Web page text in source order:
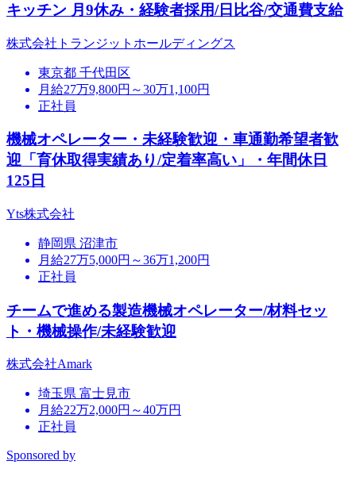
キッチン 月9休み・経験者採用/日比谷/交通費支給
株式会社トランジットホールディングス
東京都 千代田区
月給27万9,800円～30万1,100円
正社員
機械オペレーター・未経験歓迎・車通勤希望者歓
迎「育休取得実績あり/定着率高い」・年間休日
125日
Yts株式会社
静岡県 沼津市
月給27万5,000円～36万1,200円
正社員
チームで進める製造機械オペレーター/材料セッ
ト・機械操作/未経験歓迎
株式会社Amark
埼玉県 富士見市
月給22万2,000円～40万円
正社員
Sponsored by